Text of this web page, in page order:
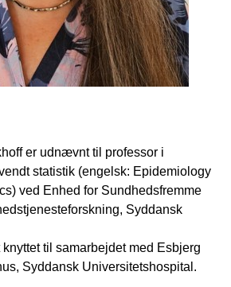
er udnævnt til professor i
statistik (engelsk: Epidemiology
ved Enhed for Sundhedsfremme
Syddansk
til samarbejdet med Esbjerg
Syddansk Universitetshospital.